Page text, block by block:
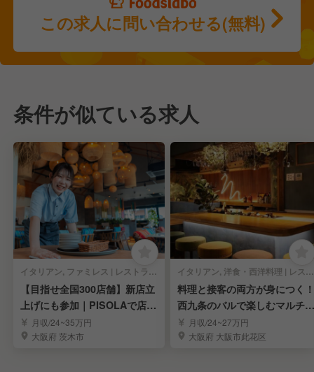
この求人に問い合わせる(無料)
条件が似ている求人
イタリアン, ファミレス | レストランサービス・ホールスタッフ
【目指せ全国300店舗】新店立
上げにも参加｜PISOLAで店長
候補募集！
月収/24~35万円
大阪府 茨木市
イタリアン, 洋食・西洋料理 | レストランサービス・ホールスタッフ
料理と接客の両方が身につく！
西九条のバルで楽しむマルチな
働き方
月収/24~27万円
大阪府 大阪市此花区